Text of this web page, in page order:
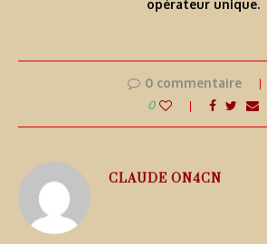
opérateur unique.
0 commentaire
0
CLAUDE ON4CN